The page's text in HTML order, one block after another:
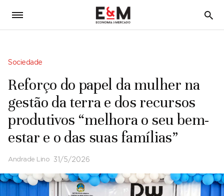
5
Sociedade
Reforço do papel da mulher na
gestão da terra e dos recursos
produtivos “melhora o seu bem-
estar e o das suas famílias”
Andrade Lino 31/5/2026